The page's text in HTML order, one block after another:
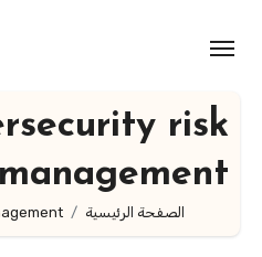
risk
management
الصفحة الرئيسية